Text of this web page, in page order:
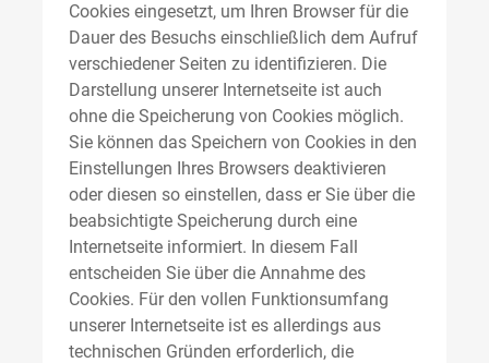
Cookies eingesetzt, um Ihren Browser für die
Dauer des Besuchs einschließlich dem Aufruf
verschiedener Seiten zu identifizieren. Die
Darstellung unserer Internetseite ist auch
ohne die Speicherung von Cookies möglich.
Sie können das Speichern von Cookies in den
Einstellungen Ihres Browsers deaktivieren
oder diesen so einstellen, dass er Sie über die
beabsichtigte Speicherung durch eine
Internetseite informiert. In diesem Fall
entscheiden Sie über die Annahme des
Cookies. Für den vollen Funktionsumfang
unserer Internetseite ist es allerdings aus
technischen Gründen erforderlich, die